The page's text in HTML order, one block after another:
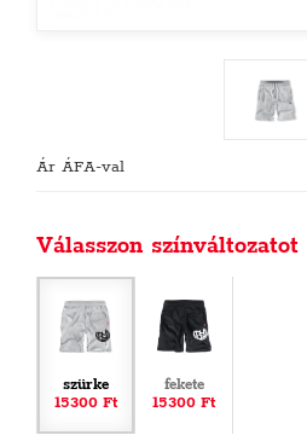
Ár ÁFA-val
Válasszon színváltozatot
szürke
15300 Ft
fekete
15300 Ft